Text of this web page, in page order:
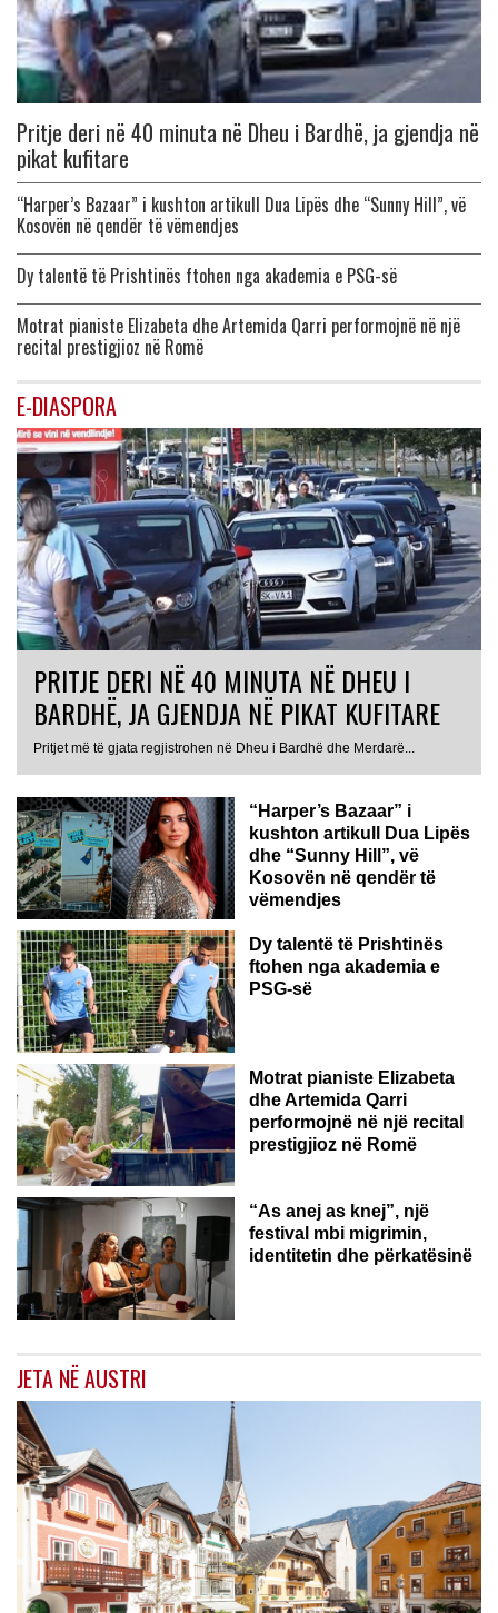
Pritje deri në 40 minuta në Dheu i Bardhë, ja gjendja në
pikat kufitare
“Harper’s Bazaar” i kushton artikull Dua Lipës dhe “Sunny Hill”, vë
Kosovën në qendër të vëmendjes
Dy talentë të Prishtinës ftohen nga akademia e PSG-së
Motrat pianiste Elizabeta dhe Artemida Qarri performojnë në një
recital prestigjioz në Romë
E-DIASPORA
PRITJE DERI NË 40 MINUTA NË DHEU I
BARDHË, JA GJENDJA NË PIKAT KUFITARE
Pritjet më të gjata regjistrohen në Dheu i Bardhë dhe Merdarë...
“Harper’s Bazaar” i
kushton artikull Dua Lipës
dhe “Sunny Hill”, vë
Kosovën në qendër të
vëmendjes
Dy talentë të Prishtinës
ftohen nga akademia e
PSG-së
ROMË
Motrat pianiste Elizabeta
dhe Artemida Qarri
performojnë në një recital
prestigjioz në Romë
“As anej as knej”, një
festival mbi migrimin,
identitetin dhe përkatësinë
JETA NË AUSTRI